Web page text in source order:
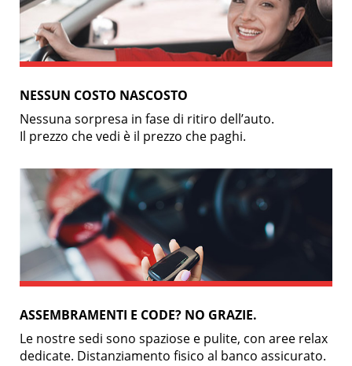
NESSUN COSTO NASCOSTO
Nessuna sorpresa in fase di ritiro dell’auto.
Il prezzo che vedi è il prezzo che paghi.
ASSEMBRAMENTI E CODE? NO GRAZIE.
Le nostre sedi sono spaziose e pulite, con aree relax
dedicate. Distanziamento fisico al banco assicurato.